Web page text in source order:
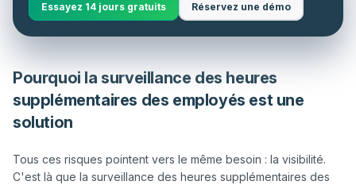
Essayez 14 jours gratuits Réservez une démo
Pourquoi la surveillance des heures
supplémentaires des employés est une
solution
Tous ces risques pointent vers le même besoin : la visibilité.
C'est là que la surveillance des heures supplémentaires des